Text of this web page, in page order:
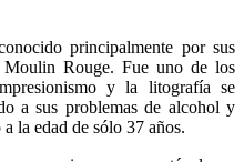
principalmente por sus
Moulin Rouge. Fue uno de los
y la litografía se
a sus problemas de alcohol y
la edad de sólo 37 años.